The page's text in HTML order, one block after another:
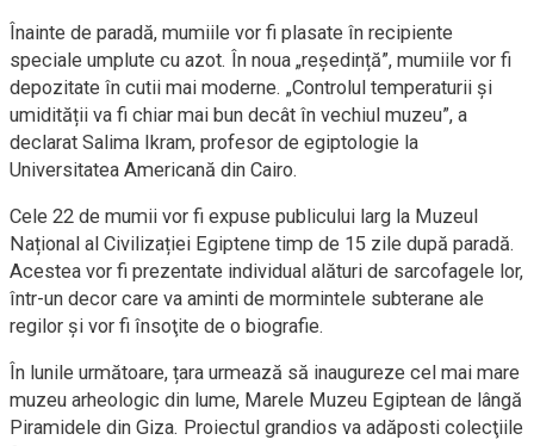
Înainte de paradă, mumiile vor fi plasate în recipiente
speciale umplute cu azot. În noua „reședință”, mumiile vor fi
depozitate în cutii mai moderne. „Controlul temperaturii și
umidității va fi chiar mai bun decât în ​​vechiul muzeu”, a
declarat Salima Ikram, profesor de egiptologie la
Universitatea Americană din Cairo.
Cele 22 de mumii vor fi expuse publicului larg la Muzeul
Național al Civilizației Egiptene timp de 15 zile după paradă.
Acestea vor fi prezentate individual alături de sarcofagele lor,
într-un decor care va aminti de mormintele subterane ale
regilor şi vor fi însoţite de o biografie.
În lunile următoare, țara urmează să inaugureze cel mai mare
muzeu arheologic din lume, Marele Muzeu Egiptean de lângă
Piramidele din Giza. Proiectul grandios va adăposti colecţiile